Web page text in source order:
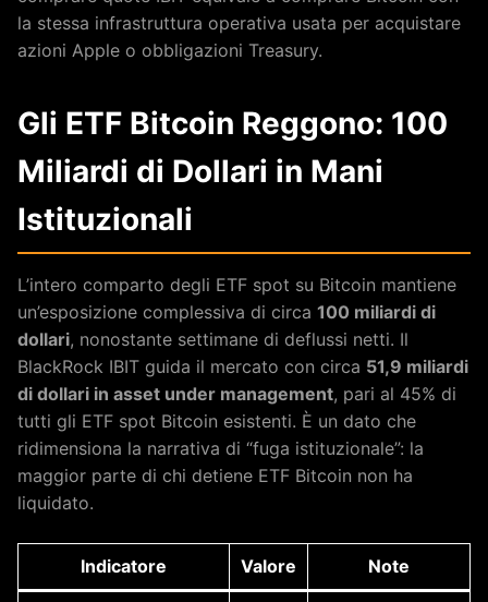
la stessa infrastruttura operativa usata per acquistare
azioni Apple o obbligazioni Treasury.
Gli ETF Bitcoin Reggono: 100
Miliardi di Dollari in Mani
Istituzionali
L’intero comparto degli ETF spot su Bitcoin mantiene
un’esposizione complessiva di circa 100 miliardi di
dollari, nonostante settimane di deflussi netti. Il
BlackRock IBIT guida il mercato con circa 51,9 miliardi
di dollari in asset under management, pari al 45% di
tutti gli ETF spot Bitcoin esistenti. È un dato che
ridimensiona la narrativa di “fuga istituzionale”: la
maggior parte di chi detiene ETF Bitcoin non ha
liquidato.
Indicatore Valore Note